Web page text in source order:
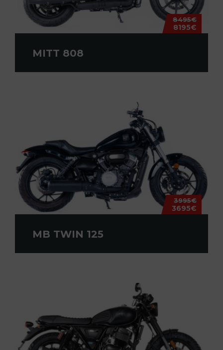
8495€
8195€
MITT 808
3995€
3695€
MB TWIN 125